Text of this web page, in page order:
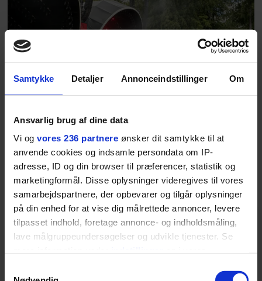
Samtykke Detaljer Annonceindstillinger Om
Ansvarlig brug af dine data
Vi og vores 236 partnere ønsker dit samtykke til at
anvende cookies og indsamle persondata om IP-
adresse, ID og din browser til præferencer, statistik og
marketingformål. Disse oplysninger videregives til vores
samarbejdspartnere, der opbevarer og tilgår oplysninger
på din enhed for at vise dig målrettede annoncer, levere
tilpasset indhold, foretage annonce- og indholdsmåling,
lave målgruppeundersøgelser og udvikle tjenester. Se
tilbage eller ændre indstillinger fra vores
KULTUR
Afgående Smukfest-
direktør har kæmpet